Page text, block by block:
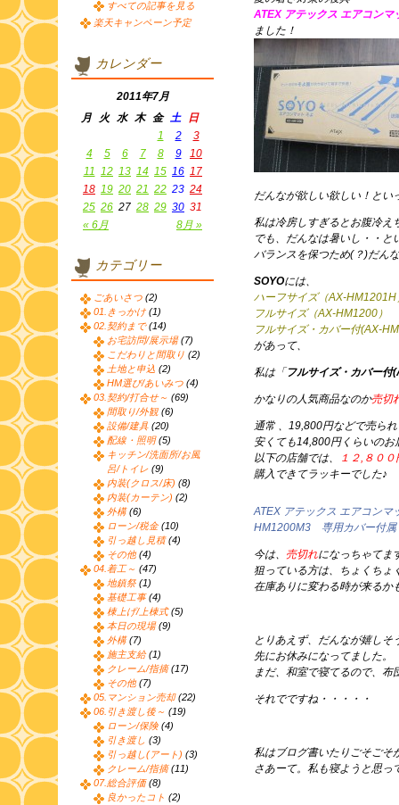
ATEX アテックス エアコン
ました！
だんなが欲しい欲しい！とい
私は冷房しすぎるとお腹冷え
でも、だんなは暑いし・・と
バランスを保つため(？)だん
SOYOには、
ハーフサイズ（AX-HM1201H
フルサイズ（AX-HM1200）
フルサイズ・カバー付(AX-
があって、
私は「 フルサイズ・カバー
かなりの人気商品なのか売切
通常 、19,800円などで売ら
安くても14,800円くらいのお
以下の店舗では、
１２,８００
購入できてラッキーでした♪
ATEX アテックス エアコンマ
HM1200M3 専用カバー付属
今は、 売切れになっちゃてま
狙っている方は、ちょくちょ
在庫ありに変わる時が来るか
とりあえず、だんなが嬉しそ
先にお休みになってました。
まだ、和室で寝てるので、布
それでですね・・・・・
私はブログ書いたりごそごそ
さあーて。私も寝ようと思っ
すべての記事を見る
楽天キャンペーン予定
カレンダー
2011年7月
月
火 水 木 金 土 日
« 6月 8月 »
1 2
3
4
5 6 7 8 9
10
11 12 13 14 15 16 17
18 19 20 21 22 23 24
25 26 27 28 29 30 31
カテゴリー
ごあいさつ (2)
01.きっかけ (1)
02.契約まで(14)
お宅訪問/展示場(7)
こだわりと間取り (2)
土地と申込 (2)
HM選び/あいみつ (4)
03.契約/打合せ～ (69)
間取り/外観 (6)
設備/建具 (20)
配線・照明(5)
キッチン/洗面所/お風
呂/トイレ (9)
内装(クロス/床) (8)
内装(カーテン) (2)
外構(6)
ローン/税金(10)
引っ越し見積(4)
その他 (4)
04.着工～ (47)
地鎮祭 (1)
基礎工事(4)
棟上げ/上棟式(5)
本日の現場(9)
外構(7)
施主支給(1)
クレーム/指摘(17)
その他 (7)
05.マンション売却(22)
06.引き渡し後～ (19)
ローン/保険(4)
引き渡し (3)
引っ越し(アート) (3)
クレーム/指摘(11)
07.総合評価(8)
良かったコト (2)